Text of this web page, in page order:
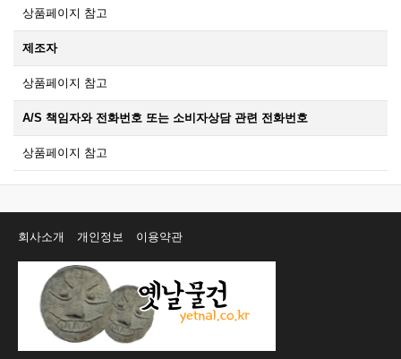
상품페이지 참고
제조자
상품페이지 참고
A/S 책임자와 전화번호 또는 소비자상담 관련 전화번호
상품페이지 참고
회사소개 개인정보 이용약관